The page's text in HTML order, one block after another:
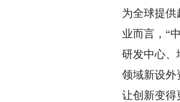
为全球提供
业而言，“
研发中心、
领域新设外
让创新变得